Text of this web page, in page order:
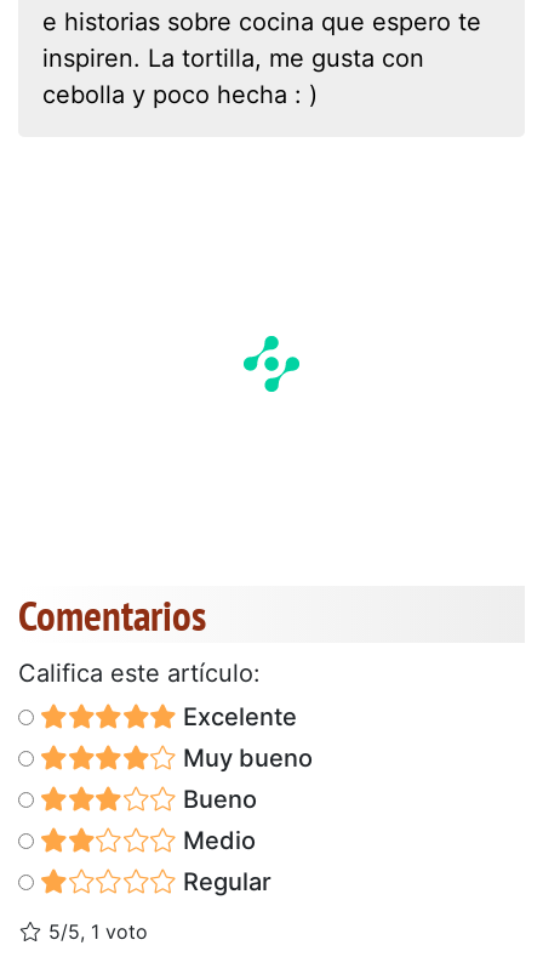
e historias sobre cocina que espero te
inspiren. La tortilla, me gusta con
cebolla y poco hecha : )
Comentarios
Califica este artículo:
Excelente
Muy bueno
Bueno
Medio
Regular
5/5, 1 voto